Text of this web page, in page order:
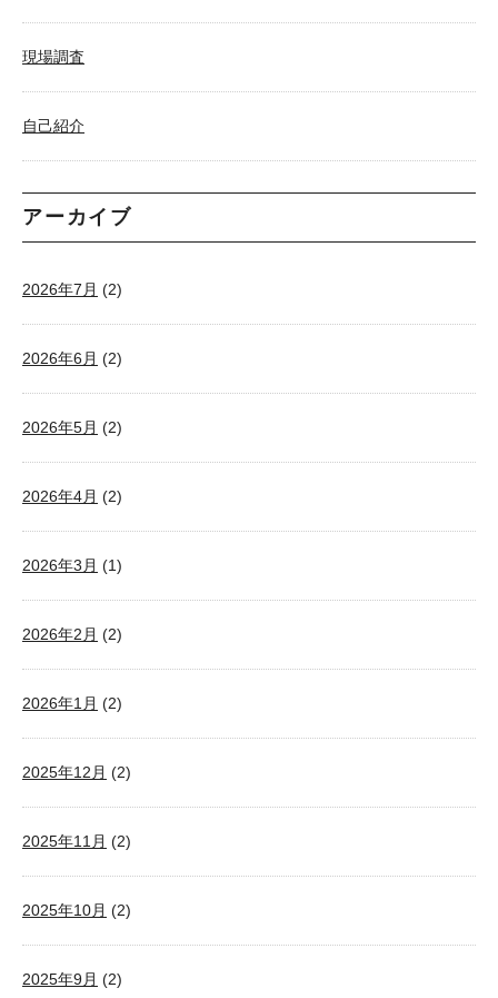
現場調査
自己紹介
アーカイブ
2026年7月 (2)
2026年6月 (2)
2026年5月 (2)
2026年4月 (2)
2026年3月 (1)
2026年2月 (2)
2026年1月 (2)
2025年12月 (2)
2025年11月 (2)
2025年10月 (2)
2025年9月 (2)